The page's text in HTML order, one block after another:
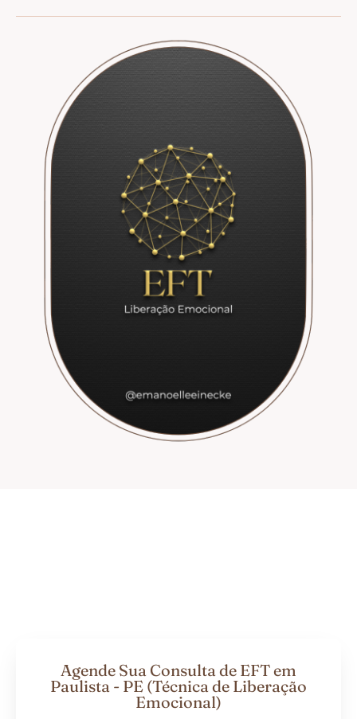
Agende Sua Consulta de EFT em
Paulista - PE (Técnica de Liberação
Emocional)